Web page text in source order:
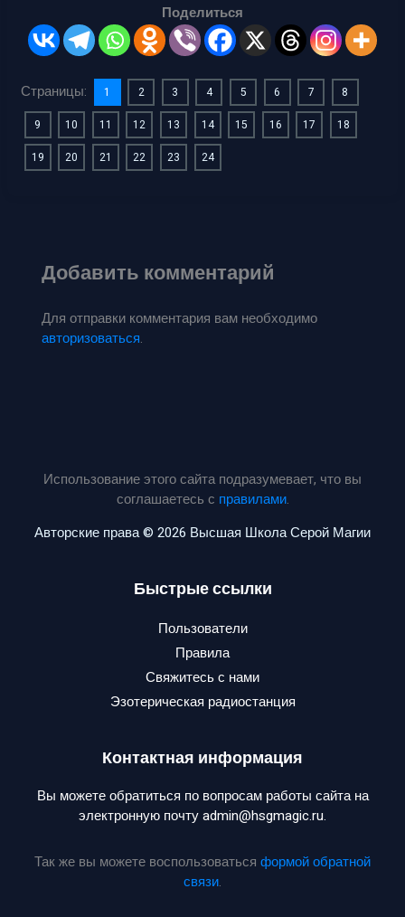
Поделиться
Страницы: 1 2 3 4 5 6 7
8
9
10 11 12 13 14 15 16 17
18
19
20 21 22 23 24
Добавить комментарий
Для отправки комментария вам необходимо
авторизоваться.
Использование этого сайта подразумевает, что вы
соглашаетесь с правилами.
Авторские права © 2026 Высшая Школа Серой Магии
Быстрые ссылки
Пользователи
Правила
Свяжитесь с нами
Эзотерическая радиостанция
Контактная информация
Вы можете обратиться по вопросам работы сайта на
электронную почту admin@hsgmagic.ru.
Так же вы можете воспользоваться формой обратной
связи.